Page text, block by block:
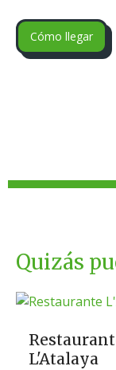
Cómo llegar
Quizás
L'Atalaya